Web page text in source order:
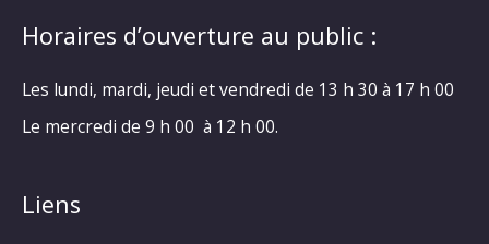
Horaires d’ouverture au public :
Les lundi, mardi, jeudi et vendredi de 13 h 30 à 17 h 00
Le mercredi de 9 h 00 à 12 h 00.
Liens